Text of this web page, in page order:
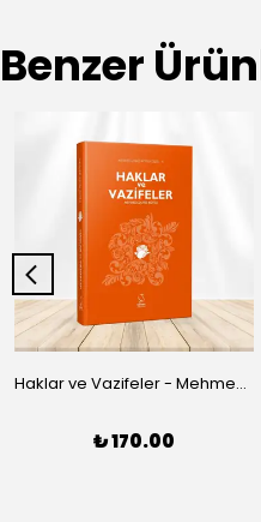
Benzer
Haklar ve Vazifeler - Mehmed Zahid Kotku
₺ 170.00